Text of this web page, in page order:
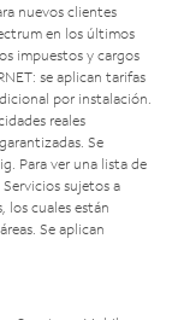
nuevos clientes
en los últimos
impuestos y cargos
se aplican tarifas
por instalación.
reales
Se
Para ver una lista de
. Servicios sujetos a
los cuales están
Se aplican